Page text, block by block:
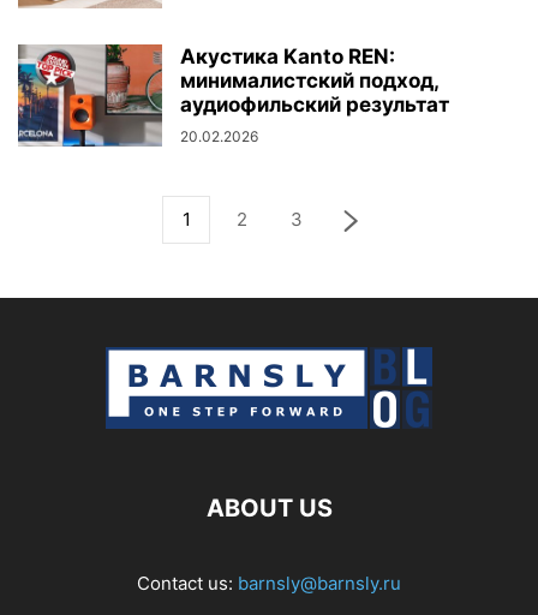
Акустика Kanto REN:
минималистский подход,
аудиофильский результат
20.02.2026
1 2 3
ABOUT US
Contact us: barnsly@barnsly.ru